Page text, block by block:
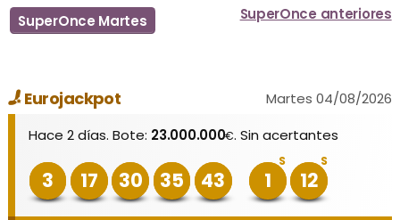
SuperOnce Martes SuperOnce anteriores
Eurojackpot
Martes 04/08/2026
Hace 2 días. Bote: 23.000.000€. Sin acertantes
3 17 30 35 43
S
1
S
12